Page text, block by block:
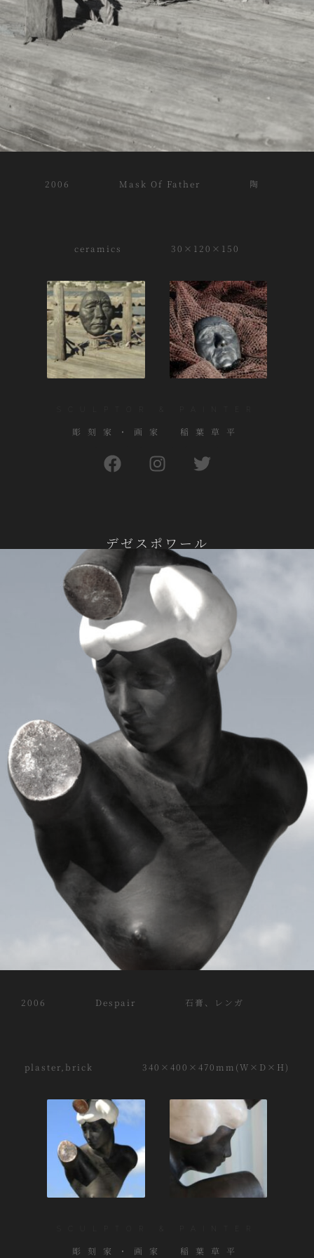
2006 Mask Of Father 陶
ceramics 30×120×150
彫刻家・画家 稲葉草平
デゼスポワール
2006 Despair 石膏、レンガ
plaster,brick 340×400×470mm(W×D×H)
彫刻家・画家 稲葉草平